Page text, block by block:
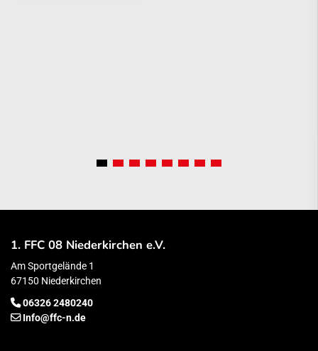
1. FFC 08 Niederkirchen e.V.
Am Sportgelände 1
67150 Niederkirchen
06326 2480240
Info@ffc-n.de